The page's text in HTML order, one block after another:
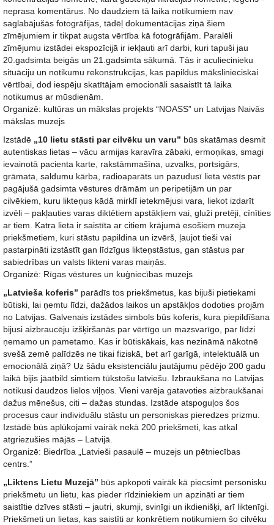
neprasa komentārus. No daudziem tā laika notikumiem nav
saglabājušās fotogrāfijas, tādēļ dokumentācijas ziņā šiem
zīmējumiem ir tikpat augsta vērtība kā fotogrāfijām. Paralēli
zīmējumu izstādei ekspozīcijā ir iekļauti arī darbi, kuri tapuši jau
20.gadsimta beigās un 21.gadsimta sākumā. Tās ir aculiecinieku
situāciju un notikumu rekonstrukcijas, kas papildus mākslinieciskai
vērtībai, dod iespēju skatītājam emocionāli sasaistīt tā laika
notikumus ar mūsdienām.
Organizē: kultūras un mākslas projekts “NOASS” un Latvijas Naivās
mākslas muzejs
Izstādē „10 lietu stāsti par cilvēku un varu” būs skatāmas desmit
autentiskas lietas – vācu armijas karavīra zābaki, ermoņikas, smagi
ievainotā pacienta karte, rakstāmmašīna, uzvalks, portsigārs,
grāmata, saldumu kārba, radioaparāts un pazudusī lieta vēstīs par
pagājušā gadsimta vēstures drāmām un peripetijām un par
cilvēkiem, kuru likteņus kādā mirklī ietekmējusi vara, liekot izdarīt
izvēli – pakļauties varas diktētiem apstākļiem vai, gluži pretēji, cīnīties
ar tiem. Katra lieta ir saistīta ar citiem krājumā esošiem muzeja
priekšmetiem, kuri stāstu papildina un izvērš, ļaujot tieši vai
pastarpināti izstāstīt gan līdzīgus likteņstāstus, gan stāstus par
sabiedrības un valsts likteni varas maiņās.
Organizē: Rīgas vēstures un kuģniecības muzejs
„Latvieša koferis” parādīs tos priekšmetus, kas bijuši pietiekami
būtiski, lai ņemtu līdzi, dažādos laikos un apstākļos dodoties projām
no Latvijas. Galvenais izstādes simbols būs koferis, kura piepildīšana
bijusi aizbraucēju izšķiršanās par vērtīgo un mazsvarīgo, par līdzi
ņemamo un pametamo. Kas ir būtiskākais, kas nezināmā nākotnē
svešā zemē palīdzēs ne tikai fiziskā, bet arī garīgā, intelektuālā un
emocionālā ziņā? Uz šādu eksistenciālu jautājumu pēdējo 200 gadu
laikā bijis jāatbild simtiem tūkstošu latviešu. Izbraukšana no Latvijas
notikusi daudzos lielos viļņos. Vieni varēja gatavoties aizbraukšanai
dažus mēnešus, citi – dažas stundas. Izstāde atspoguļos šos
procesus caur individuālu stāstu un personiskas pieredzes prizmu.
Izstādē būs aplūkojami vairāk nekā 200 priekšmeti, kas atkal
atgriezušies mājās – Latvijā.
Organizē: Biedrība „Latvieši pasaulē – muzejs un pētniecības
centrs.”
„Liktens Lietu Muzejā” būs apkopoti vairāk kā piecsimt personisku
priekšmetu un lietu, kas pieder rīdziniekiem un apzināti ar tiem
saistītie dzīves stāsti – jautri, skumji, svinīgi un ikdienišķi, arī liktenīgi.
Priekšmeti un lietas, kas saistīti ar konkrētiem notikumiem šo cilvēku